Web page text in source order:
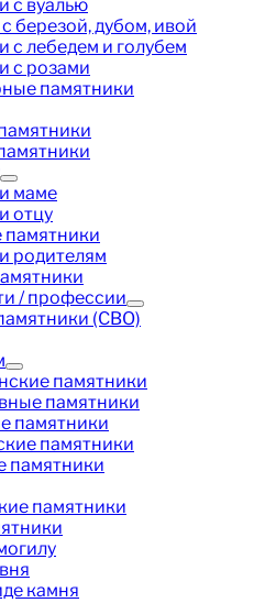
с вуалью
березой, дубом, ивой
с лебедем и голубем
с розами
памятники
маме
отцу
родителям
/ профессии
(СВО)
памятники
памятники
памятники
памятники
памятники
памятники
камня